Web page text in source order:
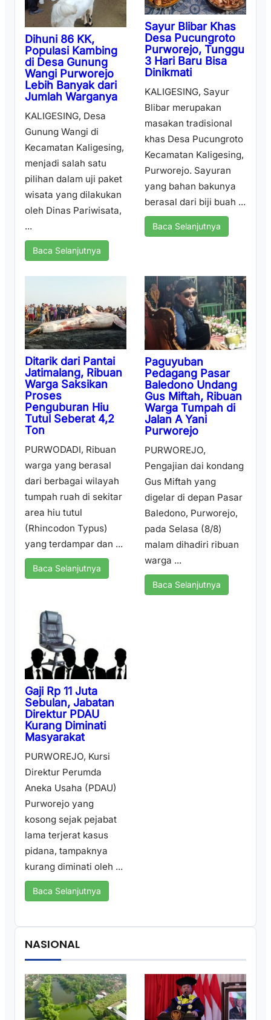
Dihuni 86 KK,
Populasi Kambing
di Desa Gunung
Wangi Purworejo
Lebih Banyak dari
Jumlah Warganya
KALIGESING, Desa
Gunung Wangi di
Kecamatan Kaligesing,
menjadi salah satu
pilihan dalam uji paket
wisata yang dilakukan
oleh Dinas Pariwisata,
...
Baca Selanjutnya
Sayur Blibar Khas
Desa Pucungroto
Purworejo, Tunggu
3 Hari Baru Bisa
Dinikmati
KALIGESING, Sayur
Blibar merupakan
masakan tradisional
khas Desa Pucungroto
Kecamatan Kaligesing,
Purworejo. Sayuran
yang bahan bakunya
berasal dari biji buah ...
Baca Selanjutnya
Ditarik dari Pantai
Jatimalang, Ribuan
Warga Saksikan
Proses
Penguburan Hiu
Tutul Seberat 4,2
Ton
PURWODADI, Ribuan
warga yang berasal
dari berbagai wilayah
tumpah ruah di sekitar
area hiu tutul
(Rhincodon Typus)
yang terdampar dan ...
Baca Selanjutnya
Paguyuban
Pedagang Pasar
Baledono Undang
Gus Miftah, Ribuan
Warga Tumpah di
Jalan A Yani
Purworejo
PURWOREJO,
Pengajian dai kondang
Gus Miftah yang
digelar di depan Pasar
Baledono, Purworejo,
pada Selasa (8/8)
malam dihadiri ribuan
warga ...
Baca Selanjutnya
Gaji Rp 11 Juta
Sebulan, Jabatan
Direktur PDAU
Kurang Diminati
Masyarakat
PURWOREJO, Kursi
Direktur Perumda
Aneka Usaha (PDAU)
Purworejo yang
kosong sejak pejabat
lama terjerat kasus
pidana, tampaknya
kurang diminati oleh ...
Baca Selanjutnya
NASIONAL